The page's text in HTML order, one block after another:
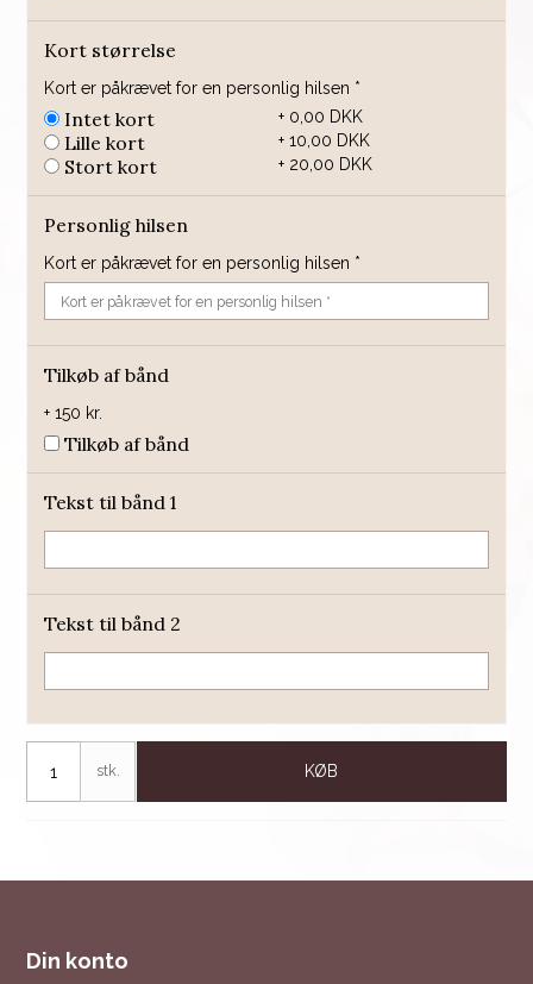
Kort størrelse
Kort er påkrævet for en personlig hilsen *
Intet kort + 0,00 DKK
Lille kort + 10,00 DKK
Stort kort + 20,00 DKK
Personlig hilsen
Kort er påkrævet for en personlig hilsen *
Tilkøb af bånd
+ 150 kr.
Tilkøb af bånd
Tekst til bånd 1
Tekst til bånd 2
stk. KØB
Din konto